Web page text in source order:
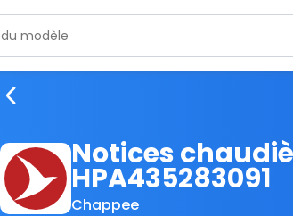
Notices
HPA435283091
Chappee